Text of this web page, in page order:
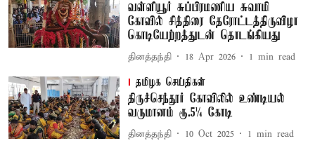
வள்ளியூர் சுப்பிரமணிய சுவாமி
கோவில் சித்திரை தேரோட்டத்திருவிழா
கொடியேற்றத்துடன் தொடங்கியது
தினத்தந்தி 18 Apr 2026 1 min read
தமிழக செய்திகள்
திருச்செந்தூர் கோவிலில் உண்டியல்
வருமானம் ரூ.5¼ கோடி
தினத்தந்தி 10 Oct 2025 1 min read